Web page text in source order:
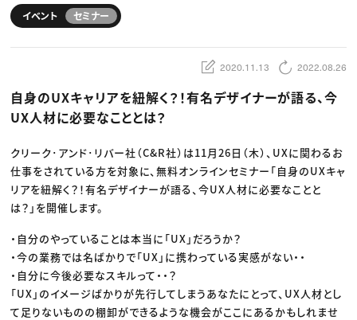
スキルアップしたい！
デザイン
編集・ライティング
マーケティング
ディレクション
業界解説・キャリア事情
TOP Creator’s コラム
Webクリエイター
アプリクリエイター
ゲームクリエイター
映像クリエイター
クリエイターインタビュー
C＆R Magazine
セミナー
ニュース・トレンド トップ
Web
映像
ゲーム・エンタメ
広告
CREATIVE VILLAGEからのお知らせ
プロフェッショナル×つながる×メディア
イベント セミナー
2020.11.13 2022.08.26
自身のUXキャリアを紐解く？！有名デザイナーが語る、今
UX人材に必要なこととは？
クリーク･アンド･リバー社（C&R社）は11月26日（木）、UXに関わるお
仕事をされている方を対象に、無料オンラインセミナー「自身のUXキャ
リアを紐解く？！有名デザイナーが語る、今UX人材に必要なことと
は？」を開催します。
・自分のやっていることは本当に「UX」だろうか？
・今の業務では名ばかりで「UX」に携わっている実感がない・・
・自分に今後必要なスキルって・・？
「UX」のイメージばかりが先行してしまうあなたにとって、UX人材とし
て足りないものの棚卸ができるような機会がここにあるかもしれませ